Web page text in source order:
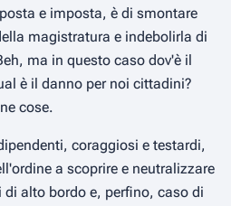
e imposta, è di smontare
magistratura e indebolirla di
ma in questo caso dov'è il
è il danno per noi cittadini?
cose.
coraggiosi e testardi,
a scoprire e neutralizzare
alto bordo e, perfino, caso di